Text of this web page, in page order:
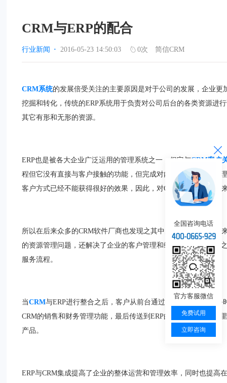
CRM与ERP的配合
行业新闻 · 2016-05-23 14:50:03 0次 简信CRM
CRM系统的发展倍受关注的主要原因是对于公司的发展，企业
挖掘和转化，传统的ERP系统用于负责对公司后台的各类资源进
其它有形和无形的资源。
ERP也是被各大企业广泛运用的管理系统之一，但它与CRM客户
程但它没有直接与客户接触的功能，但完成对内部资源调整和管
客户方式已经不能获得很好的效果，因此，对CRM的需求也是越
所以在后来众多的CRM软件厂商也发现之其中的需求，于是在
的资源管理问题，还解决了企业的客户管理和维护问题，但它们
服务流程。
当CRM与ERP进行整合之后，客户从前台通过CRM请求订单服
CRM的销售和财务管理功能，最后传送到ERP的产品和物流信
产品。
ERP与CRM集成提高了企业的整体运营和管理效率，同时也提
全国咨询电话
官方客服微信
免费试用
立即咨询